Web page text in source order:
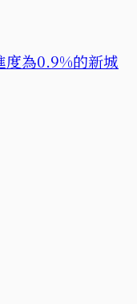
度為0.9%的新城